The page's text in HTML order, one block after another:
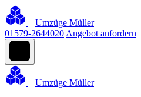
Umzüge Müller
01579-2644020 Angebot anfordern
Umzüge Müller